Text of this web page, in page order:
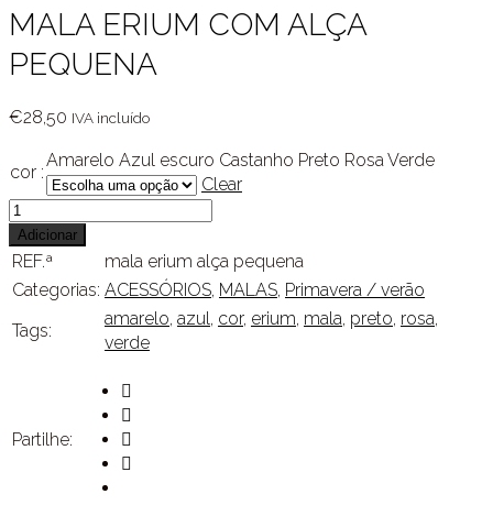
MALA ERIUM COM ALÇA
PEQUENA
€28,50 IVA incluído
cor :
Amarelo Azul escuro Castanho Preto Rosa Verde
Clear
Quantidade
de
MALA
ERIUM
ALÇA
Adicionar
REF.ª
mala erium alça pequena
Categorias: ACESSÓRIOS, MALAS, Primavera / verão
Tags:
amarelo, azul, cor, erium, mala, preto, rosa,
verde
Partilhe: